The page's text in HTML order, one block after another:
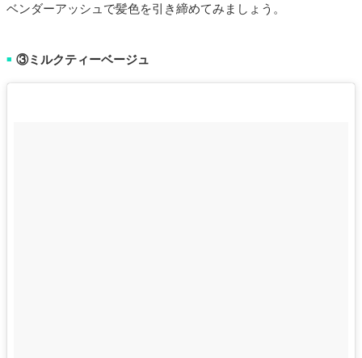
ベンダーアッシュで髪色を引き締めてみましょう。
■ ③ミルクティーベージュ